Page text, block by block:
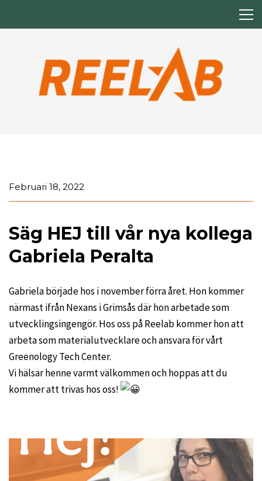
Februari 18, 2022
Säg HEJ till vår nya kollega
Gabriela Peralta
Gabriela började hos i november förra året. Hon kommer
närmast ifrån Nexans i Grimsås där hon arbetade som
utvecklingsingengör. Hos oss på Reelab kommer hon att
arbeta som materialutvecklare och ansvara för vårt
Greenology Tech Center.
Vi hälsar henne varmt välkommen och hoppas att du
kommer att trivas hos oss!